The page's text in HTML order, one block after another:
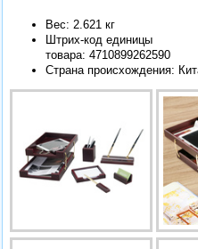
Вес: 2.621 кг
Штрих-код единицы
товара: 4710899262590
Страна происхождения: